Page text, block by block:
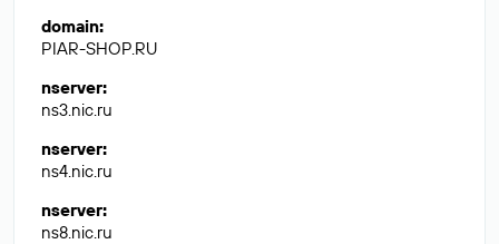
domain:
PIAR-SHOP.RU
nserver:
ns3.nic.ru
nserver:
ns4.nic.ru
nserver:
ns8.nic.ru